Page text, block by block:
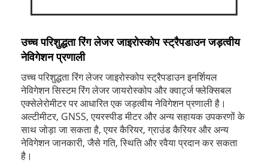
उच्च परिशुद्धता रिंग लेजर जाइरोस्कोप स्ट्रैपडाउन जड़त्वीय
नेविगेशन प्रणाली
उच्च परिशुद्धता रिंग लेजर जाइरोस्कोप स्ट्रैपडाउन इनर्शियल
नेविगेशन सिस्टम रिंग लेजर जायरोस्कोप और क्वार्ट्ज फ्लेक्सिबल
एक्सेलेरोमीटर पर आधारित एक जड़त्वीय नेविगेशन प्रणाली है।
अल्टीमीटर, GNSS, एयरस्पीड मीटर और अन्य सहायक उपकरणों के
साथ जोड़ा जा सकता है, एयर कैरियर, ग्राउंड कैरियर और अन्य
नेविगेशन जानकारी, जैसे गति, स्थिति और रवैया प्रदान कर सकता
है।